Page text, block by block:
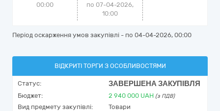
00:00
по 07-04-2026,
10:00
Період оскарження умов закупівлі - по 04-04-2026, 00:00
ВІДКРИТІ ТОРГИ З ОСОБЛИВОСТЯМИ
Статус: ЗАВЕРШЕНА ЗАКУПІВЛЯ
Бюджет: 2 940 000 UAH (з ПДВ)
Вид предмету закупівлі:
Товари